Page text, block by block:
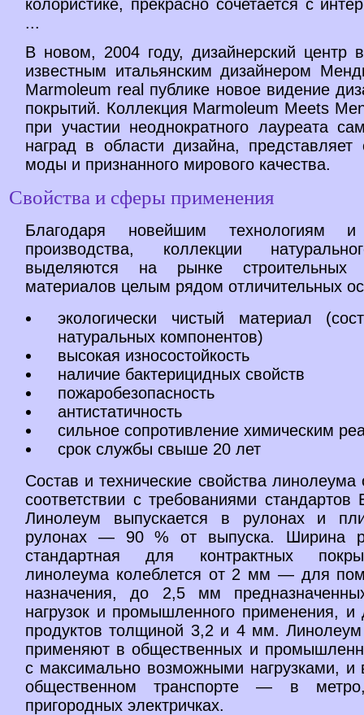
колористике, прекрасно сочетается с
...
В новом, 2004 году, дизайнерский центр
известным итальянским дизайнером
Marmoleum real публике новое видение
покрытий. Коллекция Marmoleum Meets
при участии неоднократного лауреата
наград в области дизайна, представляет
моды и признанного мирового качества.
Свойства и сферы применения
Благодаря новейшим технологиям и
производства, коллекции
выделяются на рынке строительных
материалов целым рядом отличительных
экологически чистый материал
натуральных компонентов)
высокая износостойкость
наличие бактерицидных свойств
пожаробезопасность
антистатичность
сильное сопротивление химическим
срок службы свыше 20 лет
Состав и технические свойства
соответствии с требованиями стандартов
Линолеум выпускается в рулонах и
рулонах — 90 % от выпуска.
стандартная для контрактных
линолеума колеблется от 2 мм — для
назначения, до 2,5 мм
нагрузок и промышленного применения, и
продуктов толщиной 3,2 и 4 мм.
применяют в общественных и
с максимально возможными нагрузками,
общественном транспорте — в
пригородных электричках.